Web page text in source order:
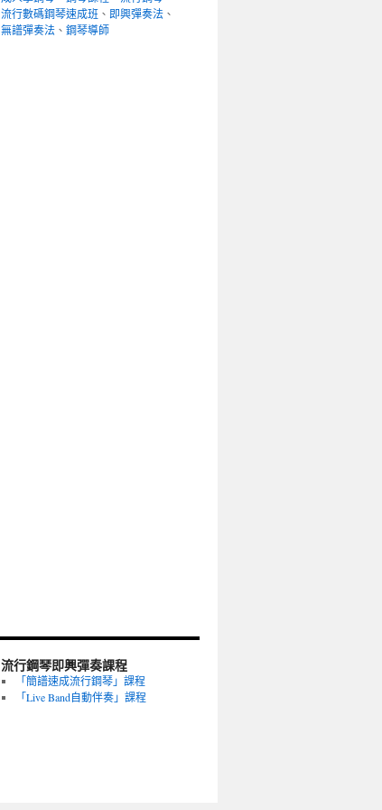
流行數碼鋼琴速成班 、 即興彈奏法 、
無譜彈奏法 、 鋼琴導師
流行鋼琴即興彈奏課程
「簡譜速成流行鋼琴」課程
「Live Band自動伴奏」課程